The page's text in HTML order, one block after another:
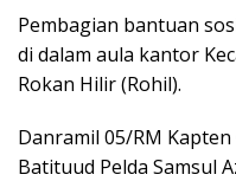
Pembagian bantuan
di dalam aula kantor
Rokan Hilir (Rohil).
Danramil 05/RM
Batituud Pelda Samsul